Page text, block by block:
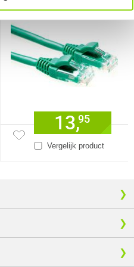
Vergelijk product
13,95